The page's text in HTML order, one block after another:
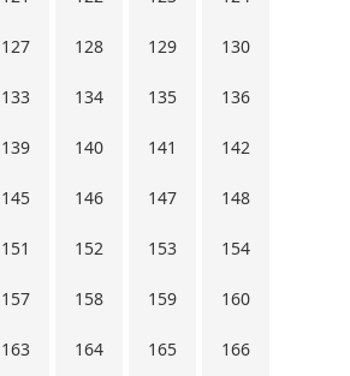
127 128 129 130
133 134 135 136
139 140 141 142
145 146 147 148
151 152 153 154
157 158 159 160
163 164 165 166